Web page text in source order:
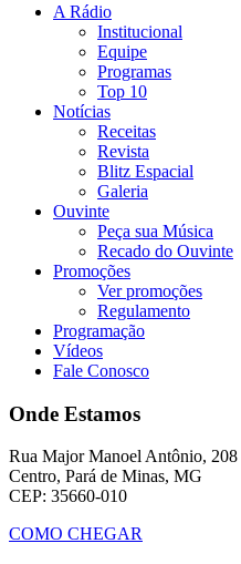
A Rádio
Institucional
Equipe
Programas
Top 10
Notícias
Receitas
Revista
Blitz Espacial
Galeria
Ouvinte
Peça sua Música
Recado do Ouvinte
Promoções
Ver promoções
Regulamento
Programação
Vídeos
Fale Conosco
Onde Estamos
Rua Major Manoel Antônio, 208
Centro, Pará de Minas, MG
CEP: 35660-010
COMO CHEGAR